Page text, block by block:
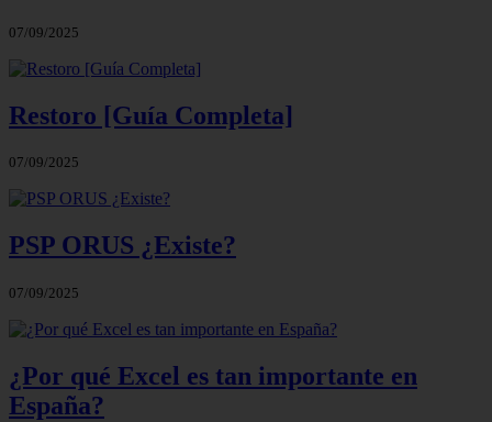
07/09/2025
Restoro [Guía Completa]
07/09/2025
PSP ORUS ¿Existe?
07/09/2025
¿Por qué Excel es tan importante en
España?